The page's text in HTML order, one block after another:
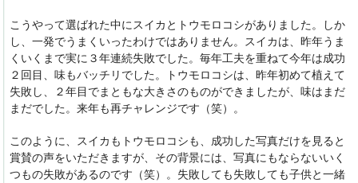
こうやって選ばれた中にスイカとトウモロコシがありました。しか
し、一発でうまくいったわけではありません。スイカは、昨年うま
くいくまで実に３年連続失敗でした。毎年工夫を重ねて今年は成功
２回目、味もバッチリでした。トウモロコシは、昨年初めて植えて
失敗し、２年目でまともな大きさのものができましたが、味はまだ
まだでした。来年も再チャレンジです（笑）。
このように、スイカもトウモロコシも、成功した写真だけを見ると
賞賛の声をいただきますが、その背景には、写真にもならないいく
つもの失敗があるのです（笑）。失敗しても失敗しても子供と一緒